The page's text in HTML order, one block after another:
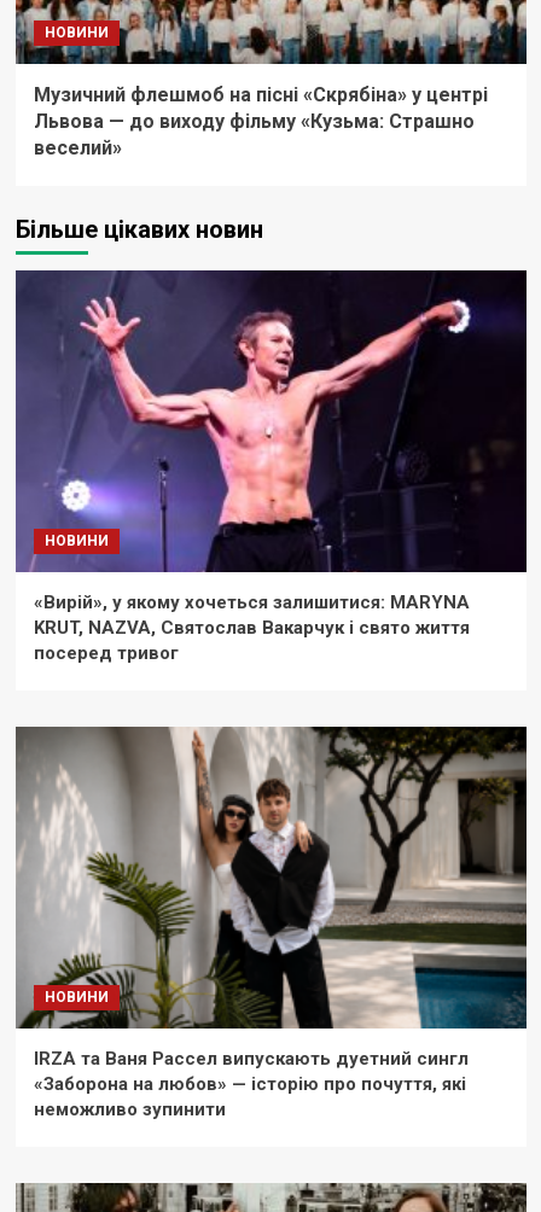
НОВИНИ
Музичний флешмоб на пісні «Скрябіна» у центрі
Львова — до виходу фільму «Кузьма: Страшно
веселий»
Більше цікавих новин
НОВИНИ
«Вирій», у якому хочеться залишитися: MARYNA
KRUT, NAZVA, Святослав Вакарчук і свято життя
посеред тривог
НОВИНИ
IRZA та Ваня Рассел випускають дуетний сингл
«Заборона на любов» — історію про почуття, які
неможливо зупинити